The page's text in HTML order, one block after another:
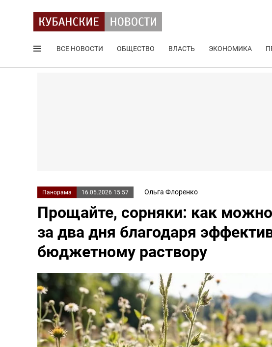
ВСЕ НОВОСТИ ОБЩЕСТВО ВЛАСТЬ ЭКОНОМИКА
Панорама 16.05.2026 15:57 Ольга Флоренко
Прощайте, сорняки: как можно
за два дня благодаря
бюджетному раствору